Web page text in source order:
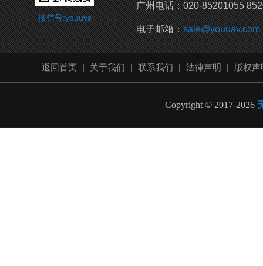
广州电话：020-85201055
电子邮箱：sale@youuav.com
微信号:youuvs
返回首页 | 关于我们 | 联系我们 | 法律声明 | 版权声
Copyright © 2017-2026